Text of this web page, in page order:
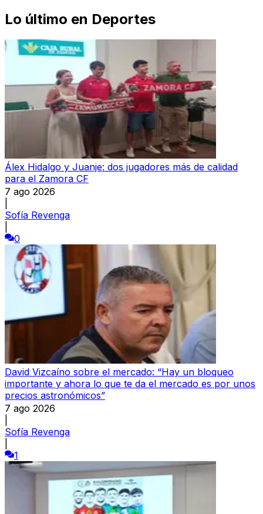
Lo último en Deportes
Álex Hidalgo y Juanje: dos jugadores más de calidad
para el Zamora CF
7 ago 2026
Sofía Revenga
0
David Vizcaíno sobre el mercado: “Hay un bloqueo
importante y ahora lo que te da el mercado es por unos
precios astronómicos”
7 ago 2026
Sofía Revenga
1